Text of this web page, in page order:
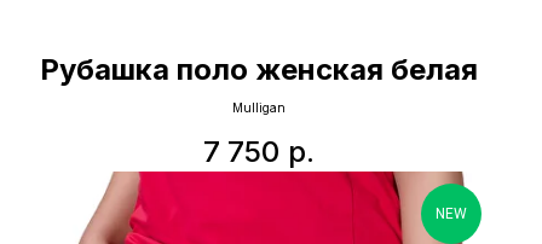
Рубашка поло женская белая
Mulligan
7 750 р.
NEW